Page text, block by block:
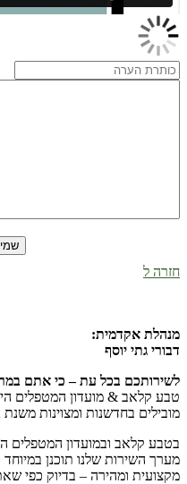
חזרה ל
מנהלת אקדמית:
דבורי גתי יוסף
לשירותכם בכל עת – כי אתם
טבע קלאב & מועדון המטפלים
מובילים בחדשנות ומצוינות משנת 2012!
בטבע קלאב ובמועדון המטפלים
מערך השירות שלנו תוכנן
מקצועית ומהירה – בדיוק כפי